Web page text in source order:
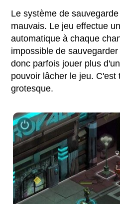
Le système de
mauvais. Le jeu effectue
automatique à chaque
impossible de
donc parfois jouer plus
pouvoir lâcher le jeu. C'est
grotesque.